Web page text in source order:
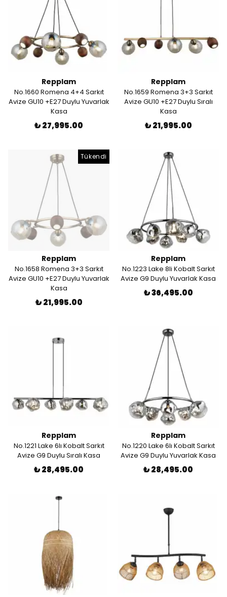
Repplam
No.1660 Romena 4+4 Sarkıt
Avize GU10 +E27 Duylu Yuvarlak
Kasa
₺ 27,995.00
Repplam
No.1659 Romena 3+3 Sarkıt
Avize GU10 +E27 Duylu Sıralı
Kasa
₺ 21,995.00
Tükendi
Repplam
No.1658 Romena 3+3 Sarkıt
Avize GU10 +E27 Duylu Yuvarlak
Kasa
₺ 21,995.00
Repplam
No.1223 Lake 8li Kobalt Sarkıt
Avize G9 Duylu Yuvarlak Kasa
₺ 36,495.00
Repplam
No.1221 Lake 6lı Kobalt Sarkıt
Avize G9 Duylu Sıralı Kasa
₺ 28,495.00
Repplam
No.1220 Lake 6lı Kobalt Sarkıt
Avize G9 Duylu Yuvarlak Kasa
₺ 28,495.00